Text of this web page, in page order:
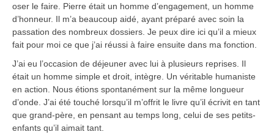
oser le faire. Pierre était un homme d’engagement, un homme
d’honneur. Il m’a beaucoup aidé, ayant préparé avec soin la
passation des nombreux dossiers. Je peux dire ici qu’il a mieux
fait pour moi ce que j’ai réussi à faire ensuite dans ma fonction.
J’ai eu l’occasion de déjeuner avec lui à plusieurs reprises. Il
était un homme simple et droit, intègre. Un véritable humaniste
en action. Nous étions spontanément sur la même longueur
d’onde. J’ai été touché lorsqu’il m’offrit le livre qu’il écrivit en tant
que grand-père, en pensant au temps long, celui de ses petits-
enfants qu’il aimait tant.